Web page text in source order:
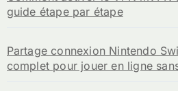
guide étape par étape
Partage connexion Nintendo
complet pour jouer en ligne